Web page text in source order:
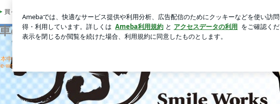
Works出張ぶろぐ
買って大正解だった高見えするケース
の買取りはお任せ！Smile Works出張ぶろ
改造車を買取りに行く画像盛りだくさんのブログです。 ドリ車、ゼロヨン、グリップ、ドレスアッ
works.doorblog.jp